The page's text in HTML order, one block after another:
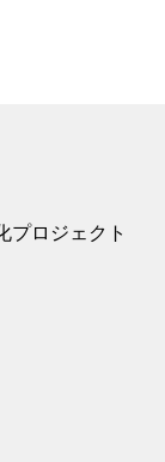
プロジェクト